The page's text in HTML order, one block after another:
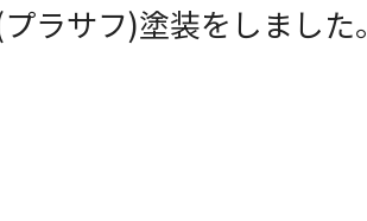
ラサフ)塗装をしました。